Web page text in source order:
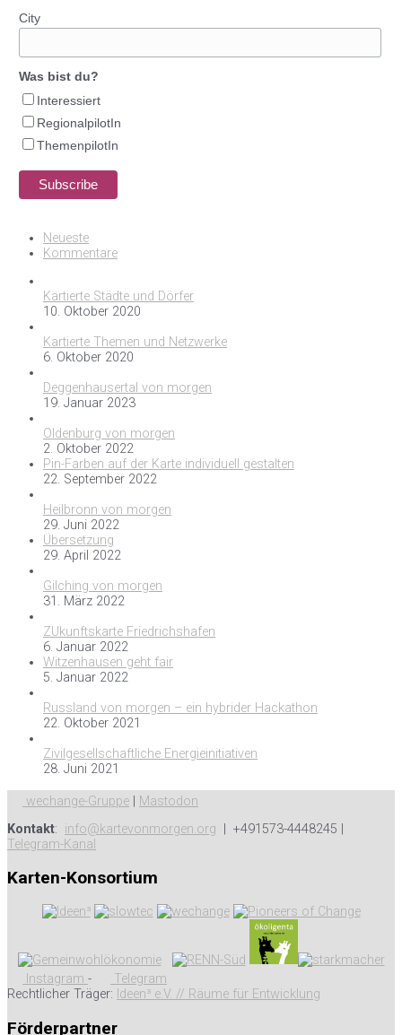
City
Was bist du?
Interessiert
RegionalpilotIn
ThemenpilotIn
Neueste
Kommentare
Kartierte Städte und Dörfer
10. Oktober 2020
Kartierte Themen und Netzwerke
6. Oktober 2020
Deggenhausertal von morgen
19. Januar 2023
Oldenburg von morgen
2. Oktober 2022
Pin-Farben auf der Karte individuell gestalten
22. September 2022
Heilbronn von morgen
29. Juni 2022
Übersetzung
29. April 2022
Gilching von morgen
31. März 2022
ZUkunftskarte Friedrichshafen
6. Januar 2022
Witzenhausen geht fair
5. Januar 2022
Russland von morgen – ein hybrider Hackathon
22. Oktober 2021
Zivilgesellschaftliche Energieinitiativen
28. Juni 2021
wechange-Gruppe
Mastodon
Kontakt: info@kartevonmorgen.org | +491573-4448245 |
Telegram-Kanal
Karten-Konsortium
Instagram -
Telegram
Rechtlicher Träger: Ideen³ e.V. // Räume für Entwicklung
Förderpartner